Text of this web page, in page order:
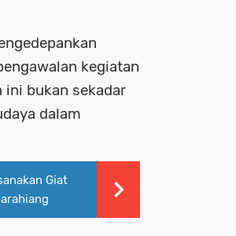
kegiatan
ini bukan sekadar
dalam
Giat